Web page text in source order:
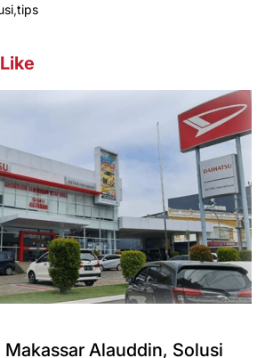
,tips
Alauddin, Solusi